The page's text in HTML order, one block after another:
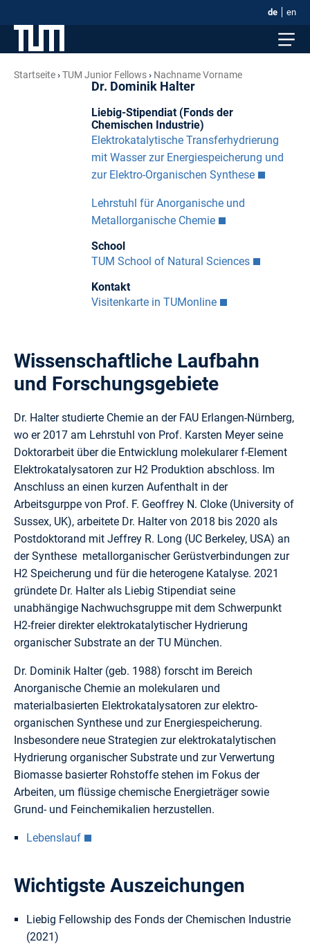
de en
Startseite TUM Junior Fellows Nachname Vorname
Dr. Dominik Halter
Liebig-Stipendiat (Fonds der
Chemischen Industrie)
Elektrokatalytische Transferhydrierung
mit Wasser zur Energiespeicherung und
zur Elektro-Organischen Synthese
Lehrstuhl für Anorganische und
Metallorganische Chemie
School
TUM School of Natural Sciences
Kontakt
Visitenkarte in TUMonline
Wissenschaftliche Laufbahn
und Forschungsgebiete
Dr. Halter studierte Chemie an der FAU Erlangen-Nürnberg,
wo er 2017 am Lehrstuhl von Prof. Karsten Meyer seine
Doktorarbeit über die Entwicklung molekularer f-Element
Elektrokatalysatoren zur H2 Produktion abschloss. Im
Anschluss an einen kurzen Aufenthalt in der
Arbeitsgurppe von Prof. F. Geoffrey N. Cloke (University of
Sussex, UK), arbeitete Dr. Halter von 2018 bis 2020 als
Postdoktorand mit Jeffrey R. Long (UC Berkeley, USA) an
der Synthese metallorganischer Gerüstverbindungen zur
H2 Speicherung und für die heterogene Katalyse. 2021
gründete Dr. Halter als Liebig Stipendiat seine
unabhängige Nachwuchsgruppe mit dem Schwerpunkt
H2-freier direkter elektrokatalytischer Hydrierung
organischer Substrate an der TU München.
Dr. Dominik Halter (geb. 1988) forscht im Bereich
Anorganische Chemie an molekularen und
materialbasierten Elektrokatalysatoren zur elektro-
organischen Synthese und zur Energiespeicherung.
Insbesondere neue Strategien zur elektrokatalytischen
Hydrierung organischer Substrate und zur Verwertung
Biomasse basierter Rohstoffe stehen im Fokus der
Arbeiten, um flüssige chemische Energieträger sowie
Grund- und Feinchemikalien herzustellen.
Lebenslauf
Wichtigste Auszeichungen
Liebig Fellowship des Fonds der Chemischen Industrie
(2021)